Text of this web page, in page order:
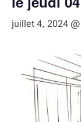
juillet 4, 2024